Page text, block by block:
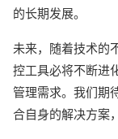
的长期发展。
未来，随着技术的
控工具必将不断进
管理需求。我们期
合自身的解决方案